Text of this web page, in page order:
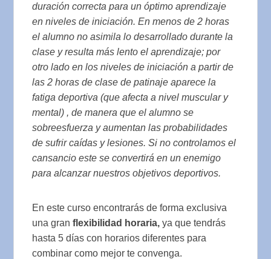
duración correcta para un óptimo aprendizaje
en niveles de iniciación. En menos de 2 horas
el alumno no asimila lo desarrollado durante la
clase y resulta más lento el aprendizaje; por
otro lado en los niveles de iniciación a partir de
las 2 horas de clase de patinaje aparece la
fatiga deportiva (que afecta a nivel muscular y
mental) , de manera que el alumno se
sobreesfuerza y aumentan las probabilidades
de sufrir caídas y lesiones. Si no controlamos el
cansancio este se convertirá en un enemigo
para alcanzar nuestros objetivos deportivos.
En este curso encontrarás de forma exclusiva
una granflexibilidad horaria, ya que tendrás
hasta 5 días con horarios diferentes para
combinar como mejor te convenga.